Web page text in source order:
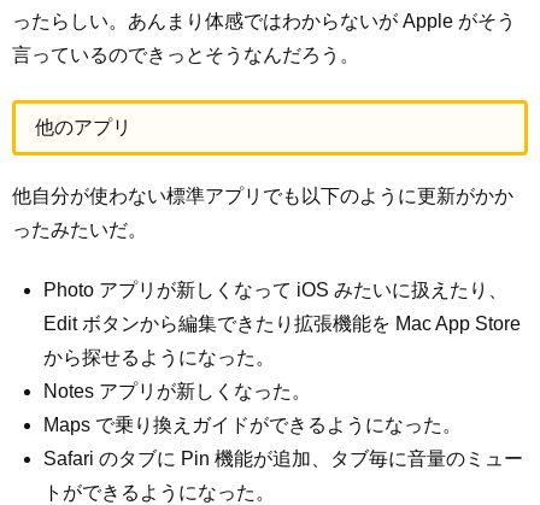
ったらしい。あんまり体感ではわからないが Apple がそう
言っているのできっとそうなんだろう。
他のアプリ
他自分が使わない標準アプリでも以下のように更新がかか
ったみたいだ。
Photo アプリが新しくなって iOS みたいに扱えたり、
Edit ボタンから編集できたり拡張機能を Mac App Store
から探せるようになった。
Notes アプリが新しくなった。
Maps で乗り換えガイドができるようになった。
Safari のタブに Pin 機能が追加、タブ毎に音量のミュー
トができるようになった。